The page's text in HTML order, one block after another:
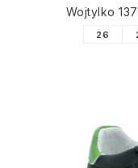
Wojtylko
26